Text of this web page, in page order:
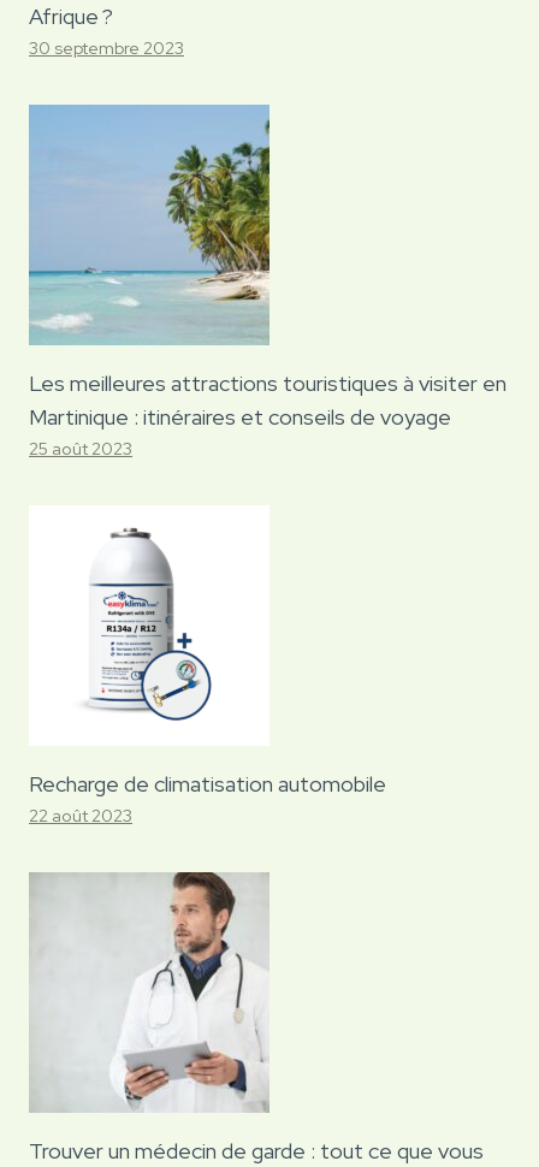
Afrique ?
30 septembre 2023
Les meilleures attractions touristiques à visiter en
Martinique : itinéraires et conseils de voyage
25 août 2023
Recharge de climatisation automobile
22 août 2023
Trouver un médecin de garde : tout ce que vous